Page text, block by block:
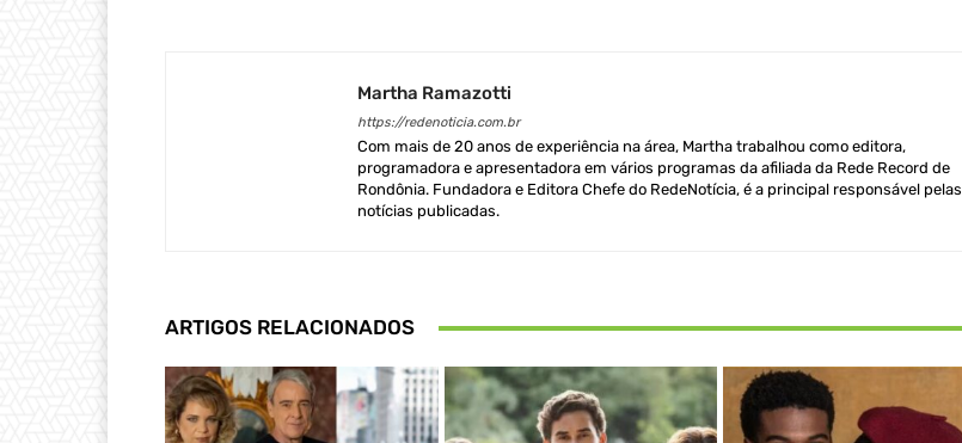
Martha Ramazotti
https://redenoticia.com.br
Com mais de 20 anos de experiência na área, Martha trabalhou como editora,
programadora e apresentadora em vários programas da afiliada da Rede Record de
Rondônia. Fundadora e Editora Chefe do RedeNotícia, é a principal responsável pelas
notícias publicadas.
ARTIGOS RELACIONADOS